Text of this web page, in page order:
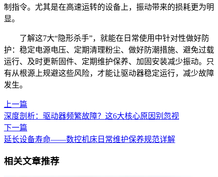
制指令。尤其是在高速运转的设备上，振动带来的损耗更为明
显。
了解这7大“隐形杀手”，就能在日常使用中针对性做好防
护：稳定电源电压、定期清理粉尘、做好防潮措施、避免过载
运行、及时更新固件、定期维护保养、加固安装减少振动。只
有从根源上规避这些风险，才能让驱动器稳定运行，减少故障
发生。
上一篇
深度剖析：驱动器频繁故障？这6大核心原因别忽视
下一篇
延长设备寿命——数控机床日常维护保养规范详解
相关文章推荐